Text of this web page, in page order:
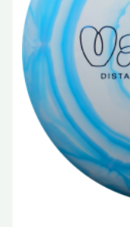
variaties.
Deze
optie
kan
gekozen
worden